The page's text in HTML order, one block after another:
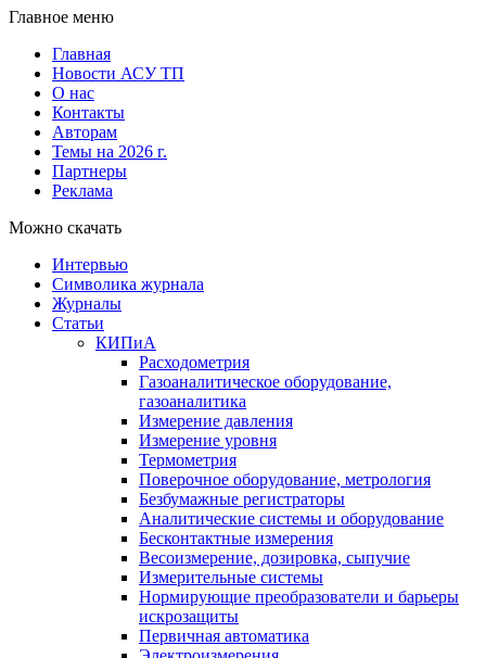
Главное меню
Главная
Новости АСУ ТП
О нас
Контакты
Авторам
Темы на 2026 г.
Партнеры
Реклама
Можно скачать
Интервью
Символика журнала
Журналы
Статьи
КИПиА
Расходометрия
Газоаналитическое оборудование,
газоаналитика
Измерение давления
Измерение уровня
Термометрия
Поверочное оборудование, метрология
Безбумажные регистраторы
Аналитические системы и оборудование
Бесконтактные измерения
Весоизмерение, дозировка, сыпучие
Измерительные системы
Нормирующие преобразователи и барьеры
искрозащиты
Первичная автоматика